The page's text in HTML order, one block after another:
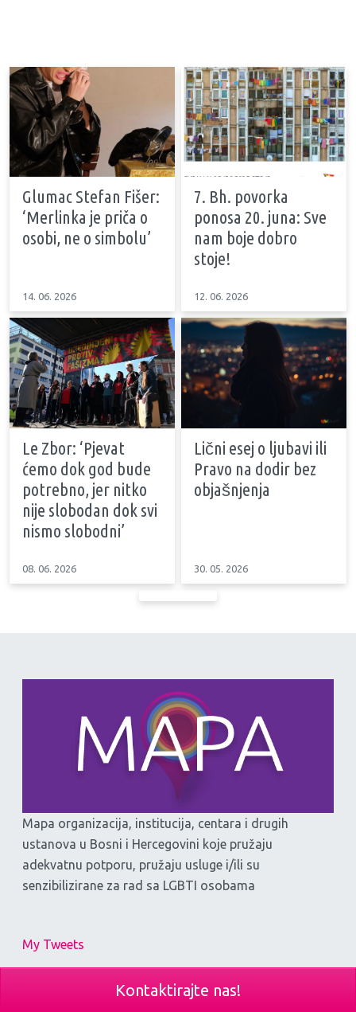
Glumac Stefan Fišer:
‘Merlinka je priča o
osobi, ne o simbolu’
14. 06. 2026
7. Bh. povorka
ponosa 20. juna: Sve
nam boje dobro
stoje!
12. 06. 2026
Le Zbor: ‘Pjevat
ćemo dok god bude
potrebno, jer nitko
nije slobodan dok svi
nismo slobodni’
08. 06. 2026
Lični esej o ljubavi ili
Pravo na dodir bez
objašnjenja
30. 05. 2026
Mapa organizacija, institucija, centara i drugih
ustanova u Bosni i Hercegovini koje pružaju
adekvatnu potporu, pružaju usluge i/ili su
senzibilizirane za rad sa LGBTI osobama
My Tweets
Kontaktirajte nas!